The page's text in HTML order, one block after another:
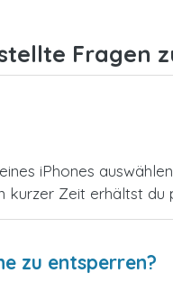
Fragen
iPhones
kurzer Zeit erhältst du
zu entsperren?